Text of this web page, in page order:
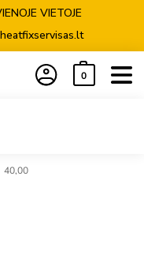
VIETOJE
0
40,00